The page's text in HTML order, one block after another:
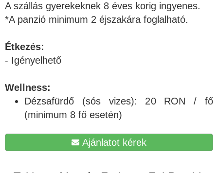
A szállás gyerekeknek 8 éves korig ingyenes.
*A panzió minimum 2 éjszakára foglalható.
Étkezés:
- Igényelhető
Wellness:
Dézsafürdő (sós vizes): 20 RON / fő
(minimum 8 fő esetén)
Ajánlatot kérek